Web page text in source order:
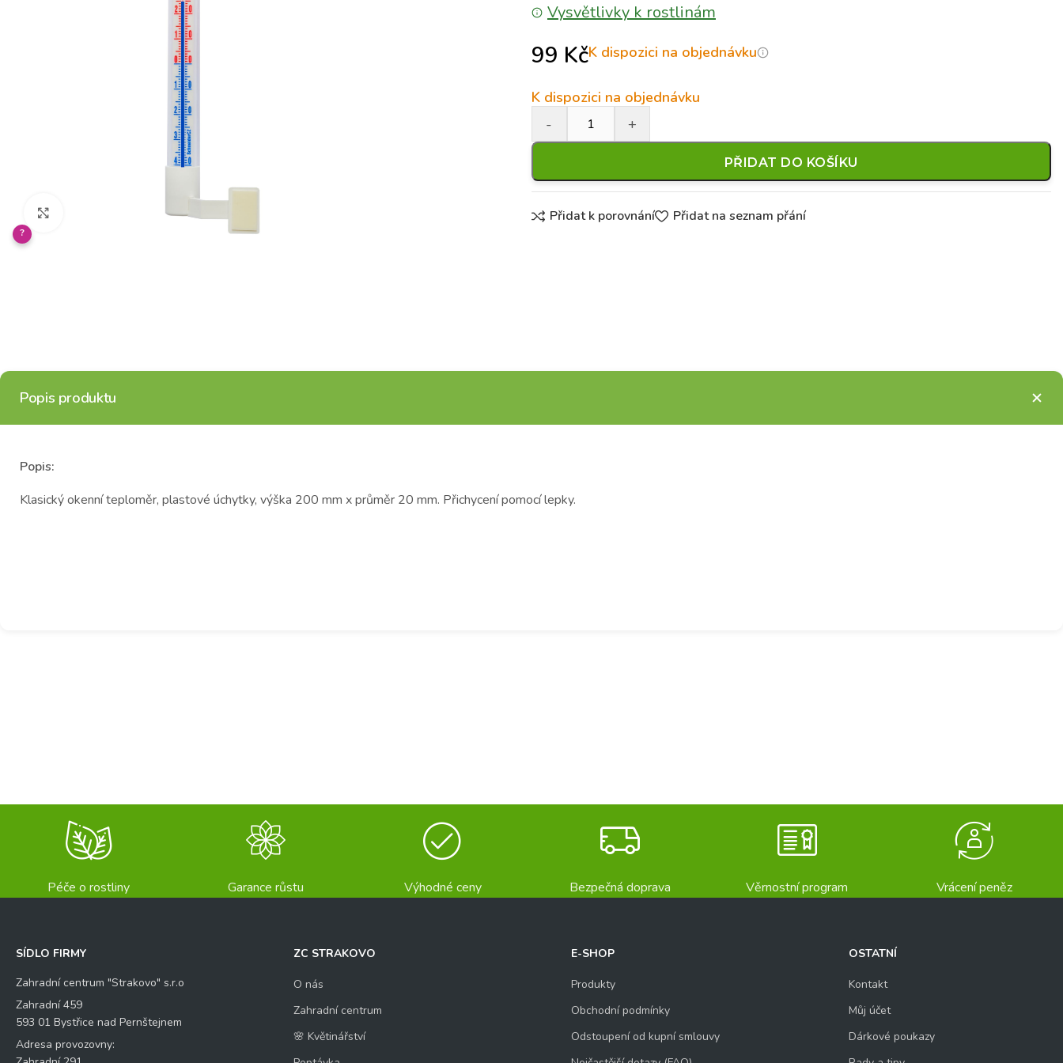
Klikněte pro zvětšení
?
Vysvětlivky k rostlinám
99 KčK dispozici na objednávku
K dispozici na objednávku
PŘIDAT DO KOŠÍKU
Přidat k porovnání Přidat na seznam přání
Popis produktu
Popis:
Klasický okenní teploměr, plastové úchytky, výška 200 mm x průměr 20 mm. Přichycení pomocí lepky.
Péče o rostliny Garance růstu Výhodné ceny Bezpečná doprava Věrnostní program Vrácení peněz
SÍDLO FIRMY
Zahradní centrum "Strakovo" s.r.o
Zahradní 459
593 01 Bystřice nad Pernštejnem
Adresa provozovny:
ZC STRAKOVO
O nás
Zahradní centrum
🌸 Květinářství
E-SHOP
Produkty
Obchodní podmínky
Odstoupení od kupní smlouvy
OSTATNÍ
Kontakt
Můj účet
Dárkové poukazy